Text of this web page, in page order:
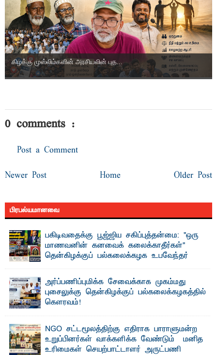
கிழக்கு முஸ்லிம்களின் அரசியலின் புத...
0 comments :
Post a Comment
Newer Post Older Post
Home
பிரபல்யமானவை
பகிடிவதைக்கு பூஜ்ஜிய சகிப்புத்தன்மை: "ஒரு
மாணவனின் கனவைக் கலைக்காதீர்கள்" –
தென்கிழக்குப் பல்கலைக்கழக உபவேந்தர்
"ஒ ரு மாணவனின் அல்லது மாணவியின் கனவு என்னால்
கலைக்கப்படாது" என்ற உறுதியை ஒவ்வொரு மாணவரும் ...
அர்ப்பணிப்புமிக்க சேவைக்காக முகம்மது
புசைலுக்கு தென்கிழக்குப் பல்கலைக்கழகத்தில்
கௌரவம்!
NGO சட்டமூலத்திற்கு எதிராக பாராளுமன்ற
உறுப்பினர்கள் வாக்களிக்க வேண்டும் – மனித
உரிமைகள் செயற்பாட்டாளர் அருட்பணி